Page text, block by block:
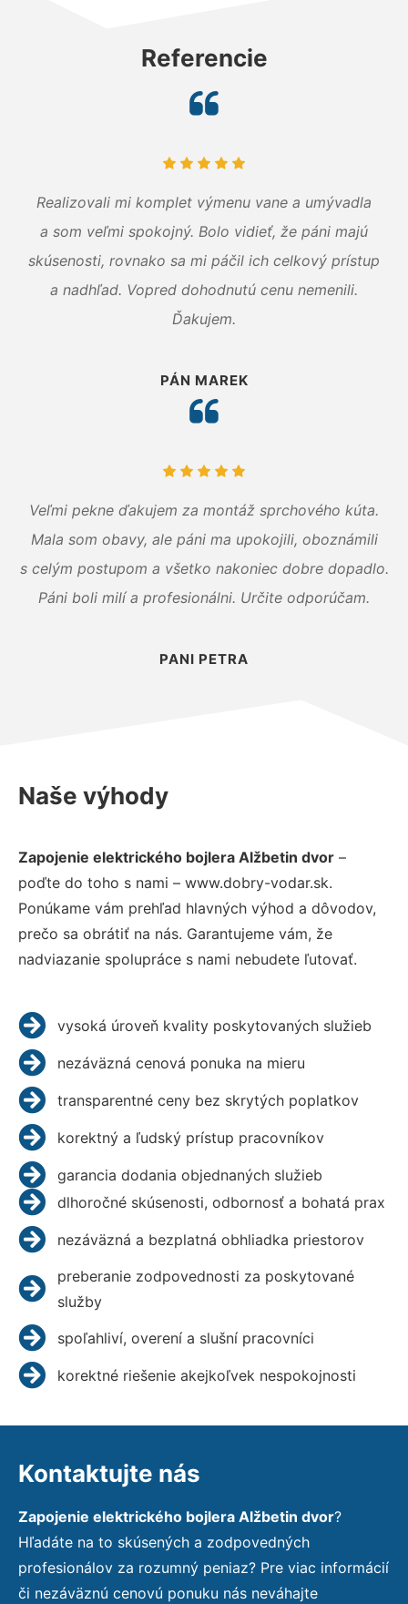
Referencie
Realizovali mi komplet výmenu vane a umývadla
a som veľmi spokojný. Bolo vidieť, že páni majú
skúsenosti, rovnako sa mi páčil ich celkový prístup
a nadhľad. Vopred dohodnutú cenu nemenili.
Ďakujem.
PÁN MAREK
Veľmi pekne ďakujem za montáž sprchového kúta.
Mala som obavy, ale páni ma upokojili, oboznámili
s celým postupom a všetko nakoniec dobre dopadlo.
Páni boli milí a profesionálni. Určite odporúčam.
PANI PETRA
Naše výhody
Zapojenie elektrického bojlera Alžbetin dvor –
poďte do toho s nami – www.dobry-vodar.sk.
Ponúkame vám prehľad hlavných výhod a dôvodov,
prečo sa obrátiť na nás. Garantujeme vám, že
nadviazanie spolupráce s nami nebudete ľutovať.
vysoká úroveň kvality poskytovaných služieb
nezáväzná cenová ponuka na mieru
transparentné ceny bez skrytých poplatkov
korektný a ľudský prístup pracovníkov
garancia dodania objednaných služieb
dlhoročné skúsenosti, odbornosť a bohatá prax
nezáväzná a bezplatná obhliadka priestorov
preberanie zodpovednosti za poskytované
služby
spoľahliví, overení a slušní pracovníci
korektné riešenie akejkoľvek nespokojnosti
Kontaktujte nás
Zapojenie elektrického bojlera Alžbetin dvor?
Hľadáte na to skúsených a zodpovedných
profesionálov za rozumný peniaz? Pre viac informácií
či nezáväznú cenovú ponuku nás neváhajte